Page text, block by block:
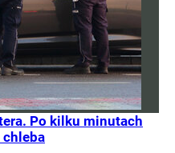
Po kilku minutach
chleba